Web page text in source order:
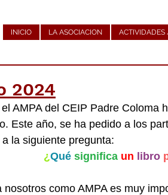
INICIO LA ASOCIACION ACTIVIDADES
2024
AMPA del CEIP Padre Coloma
Este año, se ha pedido a los
la siguiente pregunta:
¿Qué significa un libro
nosotros como AMPA es muy